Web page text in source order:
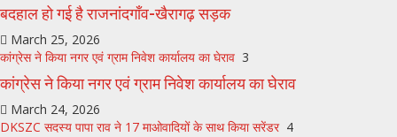
बदहाल हो गई है राजनांदगाँव-खैरागढ़ सड़क
March 25, 2026
कांग्रेस ने किया नगर एवं ग्राम निवेश कार्यालय का घेराव 3
कांग्रेस ने किया नगर एवं ग्राम निवेश कार्यालय का घेराव
March 24, 2026
DKSZC सदस्य पापा राव ने 17 माओवादियों के साथ किया सरेंडर 4